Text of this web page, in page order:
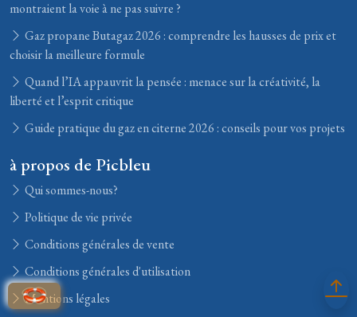
montraient la voie à ne pas suivre ?
Gaz propane Butagaz 2026 : comprendre les hausses de prix et
choisir la meilleure formule
Quand l’IA appauvrit la pensée : menace sur la créativité, la
liberté et l’esprit critique
Guide pratique du gaz en citerne 2026 : conseils pour vos projets
à propos de Picbleu
Qui sommes-nous?
Politique de vie privée
Conditions générales de vente
Conditions générales d'utilisation
Mentions légales